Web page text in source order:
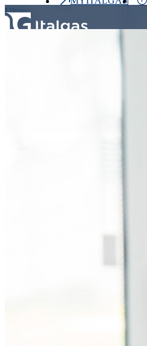
Ultimo
prezzo